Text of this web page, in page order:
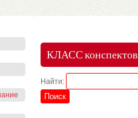
КЛАСС конспектов
Найти: